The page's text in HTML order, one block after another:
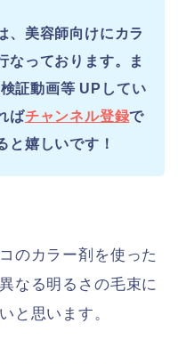
、美容師向けにカラ
なっております。ま
証動画等 UPしてい
ばチャンネル登録で
と嬉しいです！
のカラー剤を使った
なる明るさの毛束に
と思います。